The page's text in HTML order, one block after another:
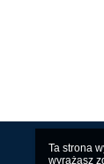
Ta strona
wyrażasz